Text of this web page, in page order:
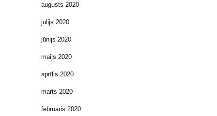
augusts 2020
jūlijs 2020
jūnijs 2020
maijs 2020
aprīlis 2020
marts 2020
februāris 2020